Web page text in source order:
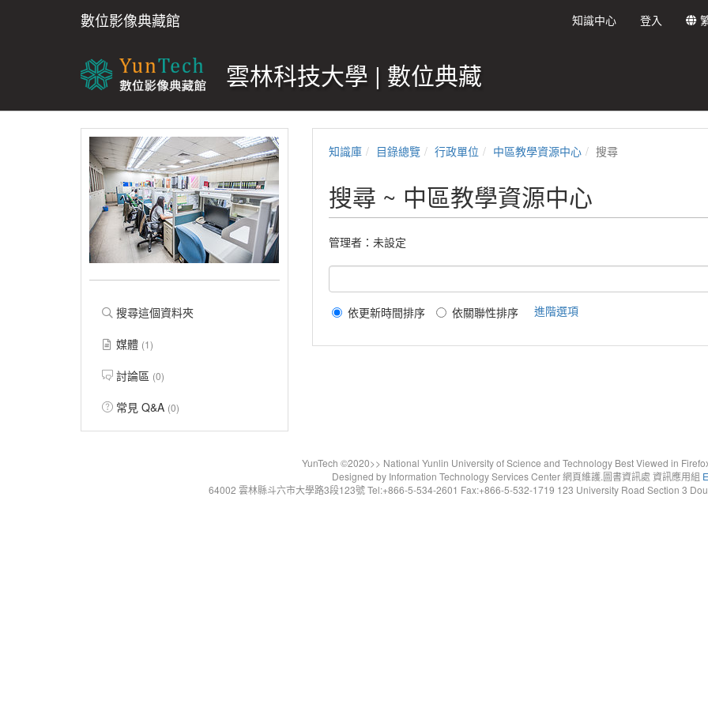
數位影像典藏館 知識中心 登入
雲林科技大學 | 數位典藏
搜尋這個資料夾
媒體 (1)
討論區 (0)
常見 Q&A (0)
知識庫 目錄總覽 行政單位 中區教學資源中心 搜尋
搜尋 ~ 中區教學資源中心
管理者：未設定
依更新時間排序 依關聯性排序 進階選項
YunTech ©2020>> National Yunlin University of Science and Technology Best Viewed in
Designed by Information Technology Services Center 網頁維護.圖書資訊處 資訊應用組
64002 雲林縣斗六市大學路3段123號 Tel:+866-5-534-2601 Fax:+866-5-532-1719 123 University Road Section 3